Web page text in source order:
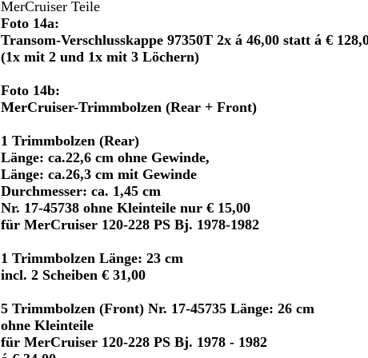
MerCruiser Teile
Foto 14a:
Transom-Verschlusskappe 97350T 2x á 46,00 statt á €
(1x mit 2 und 1x mit 3 Löchern)
Foto 14b:
MerCruiser-Trimmbolzen (Rear + Front)
1 Trimmbolzen (Rear)
Länge: ca.22,6 cm ohne Gewinde,
Länge: ca.26,3 cm mit Gewinde
Durchmesser: ca. 1,45 cm
Nr. 17-45738 ohne Kleinteile nur € 15,00
für MerCruiser 120-228 PS Bj. 1978-1982
1 Trimmbolzen Länge: 23 cm
incl. 2 Scheiben € 31,00
5 Trimmbolzen (Front) Nr. 17-45735 Länge: 26 cm
ohne Kleinteile
für MerCruiser 120-228 PS Bj. 1978 - 1982